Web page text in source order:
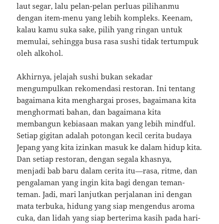
laut segar, lalu pelan-pelan perluas pilihanmu
dengan item-menu yang lebih kompleks. Keenam,
kalau kamu suka sake, pilih yang ringan untuk
memulai, sehingga busa rasa sushi tidak tertumpuk
oleh alkohol.
Akhirnya, jelajah sushi bukan sekadar
mengumpulkan rekomendasi restoran. Ini tentang
bagaimana kita menghargai proses, bagaimana kita
menghormati bahan, dan bagaimana kita
membangun kebiasaan makan yang lebih mindful.
Setiap gigitan adalah potongan kecil cerita budaya
Jepang yang kita izinkan masuk ke dalam hidup kita.
Dan setiap restoran, dengan segala khasnya,
menjadi bab baru dalam cerita itu—rasa, ritme, dan
pengalaman yang ingin kita bagi dengan teman-
teman. Jadi, mari lanjutkan perjalanan ini dengan
mata terbuka, hidung yang siap mengendus aroma
cuka, dan lidah yang siap berterima kasih pada hari-